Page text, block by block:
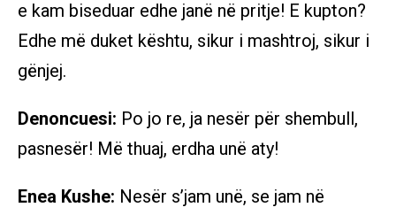
e kam biseduar edhe janë në pritje! E kupton?
Edhe më duket kështu, sikur i mashtroj, sikur i
gënjej.
Denoncuesi: Po jo re, ja nesër për shembull,
pasnesër! Më thuaj, erdha unë aty!
Enea Kushe: Nesër s’jam unë, se jam në